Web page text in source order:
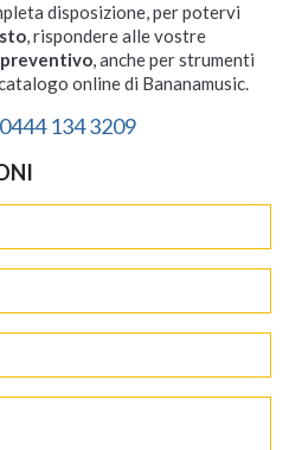
disposizione, per potervi
, rispondere alle vostre
, anche per strumenti
online di Bananamusic.
134 3209